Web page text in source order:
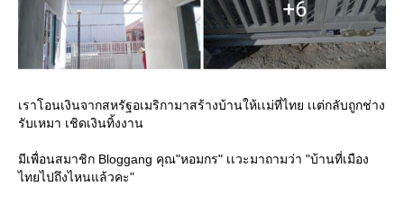
เราโอนเงินจากสหรัฐอเมริกามาสร้างบ้านให้เเม่ที่ไทย เเต่กลับถูกช่าง
รับเหมา เชิดเงินทิ้งงาน
มีเพื่อนสมาชิก Bloggang คุณ"หอมกร" เเวะมาถามว่า "บ้านที่เมือง
ไทยไปถึงไหนแล้วคะ"